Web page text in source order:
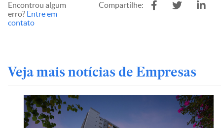
Encontrou algum
erro? Entre em
contato
Compartilhe:
Veja mais notícias de Empresas